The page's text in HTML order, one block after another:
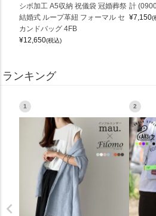
シボ加工 A5収納 祝儀袋 冠婚葬祭
結婚式 ループ革紐 フォーマル セ
カンドバッグ 4FB
¥12,650(税込)
計
¥7,150(
ランキング
1 2